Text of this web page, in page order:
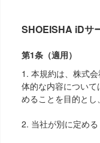
SHOEISHA iDサ
第1条（適用）
1. 本規約は、株式
体的な内容につい
めることを目的とし
2. 当社が別に定める